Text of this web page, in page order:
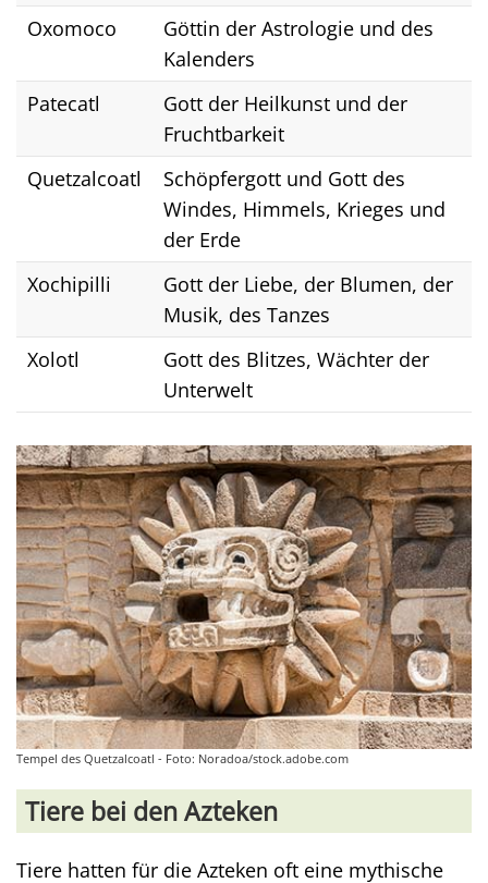
Oxomoco
Göttin der Astrologie und des
Kalenders
Patecatl
Gott der Heilkunst und der
Fruchtbarkeit
Quetzalcoatl
Schöpfergott und Gott des
Windes, Himmels, Krieges und
der Erde
Xochipilli
Gott der Liebe, der Blumen, der
Musik, des Tanzes
Xolotl
Gott des Blitzes, Wächter der
Unterwelt
Tempel des Quetzalcoatl - Foto: Noradoa/stock.adobe.com
Tiere bei den Azteken
Tiere hatten für die Azteken oft eine mythische